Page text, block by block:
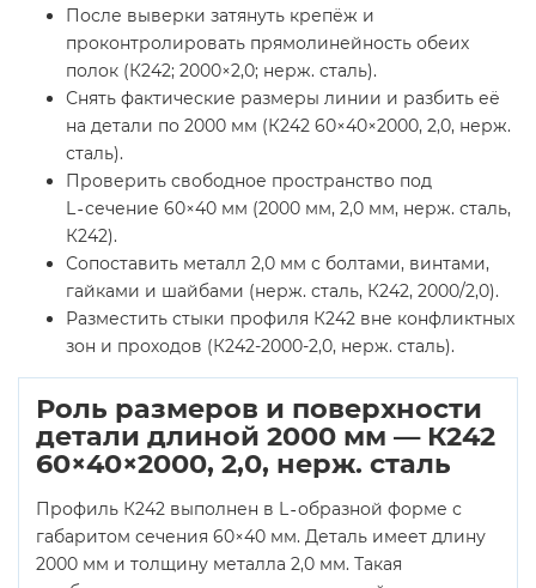
После выверки затянуть крепёж и
проконтролировать прямолинейность обеих
полок (К242; 2000×2,0; нерж. сталь).
Снять фактические размеры линии и разбить её
на детали по 2000 мм (К242 60×40×2000, 2,0, нерж.
сталь).
Проверить свободное пространство под
L‑сечение 60×40 мм (2000 мм, 2,0 мм, нерж. сталь,
К242).
Сопоставить металл 2,0 мм с болтами, винтами,
гайками и шайбами (нерж. сталь, К242, 2000/2,0).
Разместить стыки профиля К242 вне конфликтных
зон и проходов (К242-2000-2,0, нерж. сталь).
Роль размеров и поверхности
детали длиной 2000 мм — К242
60×40×2000, 2,0, нерж. сталь
Профиль К242 выполнен в L‑образной форме с
габаритом сечения 60×40 мм. Деталь имеет длину
2000 мм и толщину металла 2,0 мм. Такая